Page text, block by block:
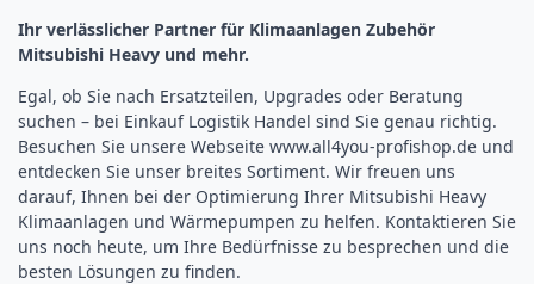
Ihr verlässlicher Partner für Klimaanlagen Zubehör
Mitsubishi Heavy und mehr.
Egal, ob Sie nach Ersatzteilen, Upgrades oder Beratung
suchen – bei Einkauf Logistik Handel sind Sie genau richtig.
Besuchen Sie unsere Webseite www.all4you-profishop.de und
entdecken Sie unser breites Sortiment. Wir freuen uns
darauf, Ihnen bei der Optimierung Ihrer Mitsubishi Heavy
Klimaanlagen und Wärmepumpen zu helfen. Kontaktieren Sie
uns noch heute, um Ihre Bedürfnisse zu besprechen und die
besten Lösungen zu finden.